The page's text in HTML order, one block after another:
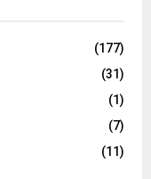
(177)
(31)
(1)
(7)
(11)